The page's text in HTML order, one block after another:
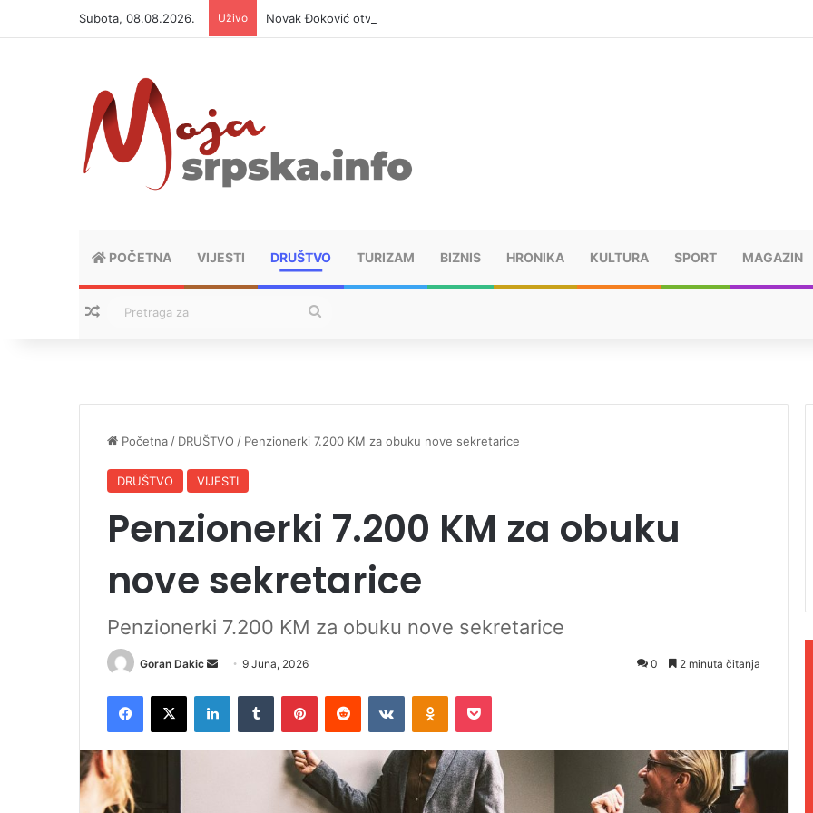
Subota, 08.08.2026. Uživo Novak Đoković otvorio dušu: “Taj poraz me uništio”
POČETNA VIJESTI DRUŠTVO TURIZAM BIZNIS HRONIKA KULTURA SPORT MAGAZIN
Nasumični tekstovi
Početna / DRUŠTVO / Penzionerki 7.200 KM za obuku nove sekretarice
DRUŠTVO VIJESTI
Penzionerki 7.200 KM za obuku
nove sekretarice
Penzionerki 7.200 KM za obuku nove sekretarice
Goran Dakic
d
a
9 Juna, 2026 0 2 minuta čitanja